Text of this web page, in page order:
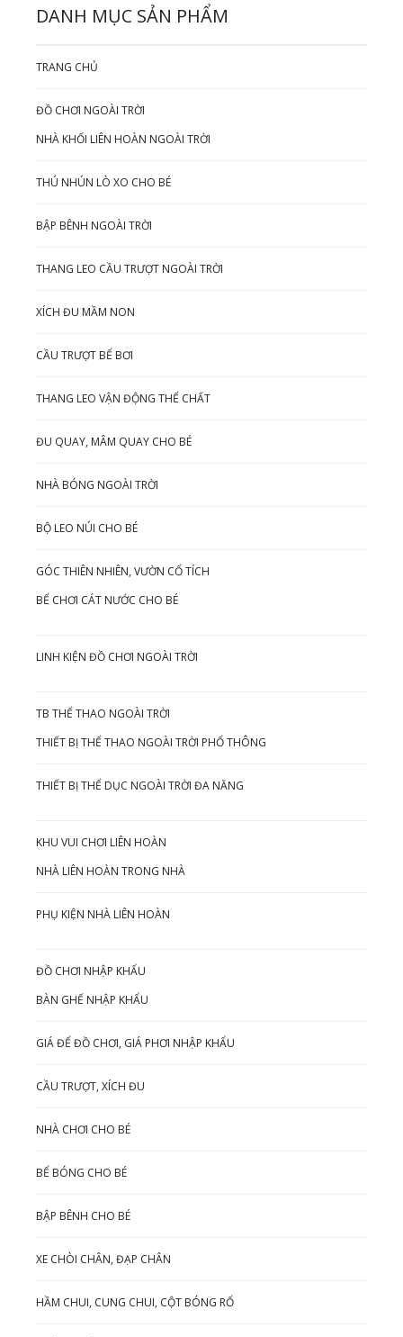
DANH MỤC SẢN PHẨM
TRANG CHỦ
ĐỒ CHƠI NGOÀI TRỜI
NHÀ KHỐI LIÊN HOÀN NGOÀI TRỜI
THÚ NHÚN LÒ XO CHO BÉ
BẬP BÊNH NGOÀI TRỜI
THANG LEO CẦU TRƯỢT NGOÀI TRỜI
XÍCH ĐU MẦM NON
CẦU TRƯỢT BỂ BƠI
THANG LEO VẬN ĐỘNG THỂ CHẤT
ĐU QUAY, MÂM QUAY CHO BÉ
NHÀ BÓNG NGOÀI TRỜI
BỘ LEO NÚI CHO BÉ
GÓC THIÊN NHIÊN, VƯỜN CỔ TÍCH
BỂ CHƠI CÁT NƯỚC CHO BÉ
LINH KIỆN ĐỒ CHƠI NGOÀI TRỜI
TB THỂ THAO NGOÀI TRỜI
THIẾT BỊ THỂ THAO NGOÀI TRỜI PHỔ THÔNG
THIẾT BỊ THỂ DỤC NGOÀI TRỜI ĐA NĂNG
KHU VUI CHƠI LIÊN HOÀN
NHÀ LIÊN HOÀN TRONG NHÀ
PHỤ KIỆN NHÀ LIÊN HOÀN
ĐỒ CHƠI NHẬP KHẨU
BÀN GHẾ NHẬP KHẨU
GIÁ ĐỂ ĐỒ CHƠI, GIÁ PHƠI NHẬP KHẨU
CẦU TRƯỢT, XÍCH ĐU
NHÀ CHƠI CHO BÉ
BỂ BÓNG CHO BÉ
BẬP BÊNH CHO BÉ
XE CHÒI CHÂN, ĐẠP CHÂN
HẦM CHUI, CUNG CHUI, CỘT BÓNG RỔ